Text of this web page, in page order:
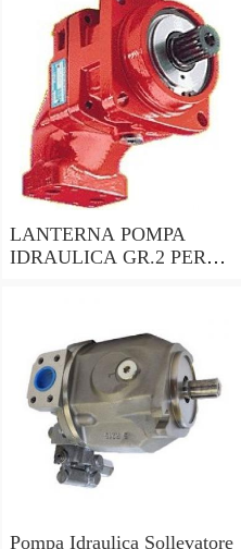
LANTERNA POMPA
IDRAULICA GR.2 PER
Pompa Idraulica Sollevatore